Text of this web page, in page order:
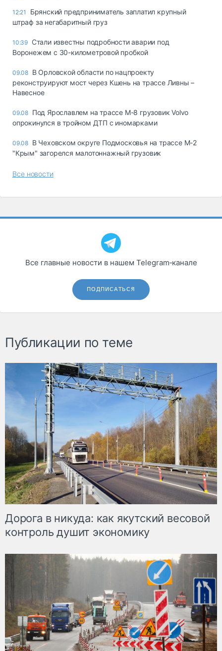
12:21
Брянский предприниматель заплатил крупный
штраф за негабаритный груз
10:39 Стали известны подробности аварии под
Воронежем с 30-километровой пробкой
09.08 В Орловской области по нацпроекту
реконструируют мост через Кшень на трассе Ливны –
Навесное
09.08 Под Ярославлем на трассе М-8 грузовик Volvo
опрокинулся в тройном ДТП с иномарками
09.08 В Чеховском округе Подмосковья на трассе М-2
"Крым" загорелся малотоннажный грузовик
Все новости
Все главные новости в нашем Telegram‑канале
ПОДПИСАТЬСЯ
Публикации по теме
Дорога в никуда: как якутский весовой
контроль душит экономику